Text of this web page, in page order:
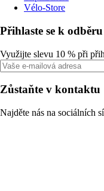
Vélo-Store
Přihlaste se k
Využijte slevu 10 % při
Zůstaňte v kontaktu
Najděte nás na sociálních